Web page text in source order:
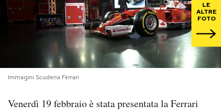
NEWSLETTER
I MIEI PREFERITI
LE
ALTRE
FOTO
Immagini Scuderia Ferrari
Venerdì 19 febbraio è stata presentata la Ferrari